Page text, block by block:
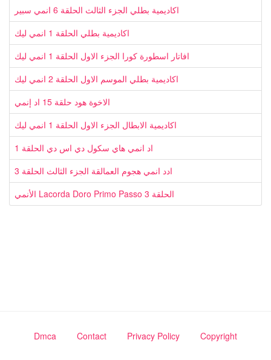
اكاديمية بطلي الجزء الثالث الحلقة 6 انمي سبير
اكاديمية بطلي الحلقة 1 انمي ليك
افاتار اسطورة كورا الجزء الاول الحلقة 1 انمي ليك
اكاديمية بطلي الموسم الاول الحلقة 2 انمي ليك
الاخوة هود حلقة 15 اد إنمي
اكاديمية الابطال الجزء الاول الحلقة 1 انمي ليك
اد انمي هاي سكول دي اس دي الحلقة 1
ادد انمي هجوم العمالقة الجزء الثالث الحلقة 3
الأنمي Lacorda Doro Primo Passo الحلقة 3
Dmca Contact Privacy Policy Copyright